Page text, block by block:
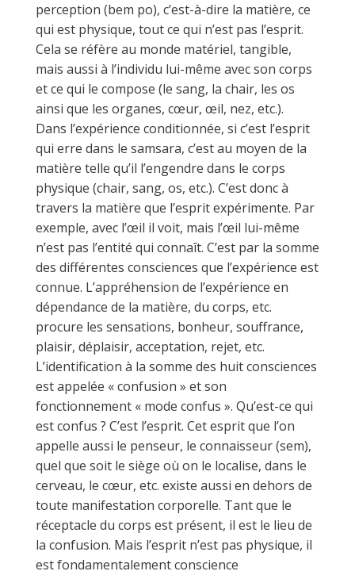
perception (bem po), c’est-à-dire la matière, ce
qui est physique, tout ce qui n’est pas l’esprit.
Cela se réfère au monde matériel, tangible,
mais aussi à l’individu lui-même avec son corps
et ce qui le compose (le sang, la chair, les os
ainsi que les organes, cœur, œil, nez, etc.).
Dans l’expérience conditionnée, si c’est l’esprit
qui erre dans le samsara, c’est au moyen de la
matière telle qu’il l’engendre dans le corps
physique (chair, sang, os, etc.). C’est donc à
travers la matière que l’esprit expérimente. Par
exemple, avec l’œil il voit, mais l’œil lui-même
n’est pas l’entité qui connaît. C’est par la somme
des différentes consciences que l’expérience est
connue. L’appréhension de l’expérience en
dépendance de la matière, du corps, etc.
procure les sensations, bonheur, souffrance,
plaisir, déplaisir, acceptation, rejet, etc.
L’identification à la somme des huit consciences
est appelée « confusion » et son
fonctionnement « mode confus ». Qu’est-ce qui
est confus ? C’est l’esprit. Cet esprit que l’on
appelle aussi le penseur, le connaisseur (sem),
quel que soit le siège où on le localise, dans le
cerveau, le cœur, etc. existe aussi en dehors de
toute manifestation corporelle. Tant que le
réceptacle du corps est présent, il est le lieu de
la confusion. Mais l’esprit n’est pas physique, il
est fondamentalement conscience